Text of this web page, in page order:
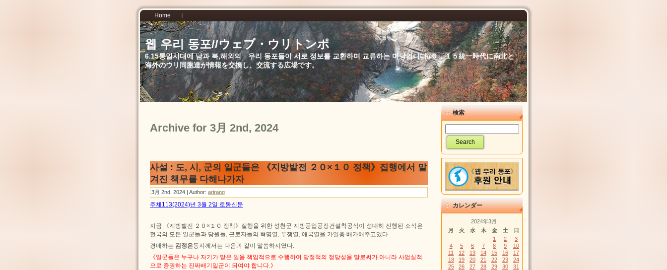
Home
웹 우리 동포//ウェブ・ウリトンポ
6.15통일시대에 남과 북,해외의 우리 동포들이 서로 정보를 교환하며 교류하는 마당입니다//６．１５統一時代に南北と
海外のウリ同胞達が情報を交換し、交流する広場です。
Archive for 3月 2nd, 2024
사설 : 도, 시, 군의 일군들은 《지방발전 ２０×１０ 정책》집행에서 맡
겨진 책무를 다해나가자
3月 2nd, 2024 | Author: arirang
주체113(2024)년 3월 2일 로동신문
지금 《지방발전 ２０×１０ 정책》실행을 위한 성천군 지방공업공장건설착공식이 성대히 진행된 소식은
전국의 모든 일군들과 당원들, 근로자들의 혁명열, 투쟁열, 애국열을 가일층 배가해주고있다.
경애하는 김정은동지께서는 다음과 같이 말씀하시였다.
《일군들은 누구나 자기가 맡은 일을 책임적으로 수행하여 당정책의 정당성을 말로써가 아니라 사업실적
으로 증명하는 진짜배기일군이 되여야 합니다.》
検索
カレンダー
2024年3月
月
火 水 木 金 土 日
1 2
3
4
5 6 7 8 9
10
11
12 13 14 15 16
17
18
19 20 21 22 23
24
25
26 27 28 29 30 31